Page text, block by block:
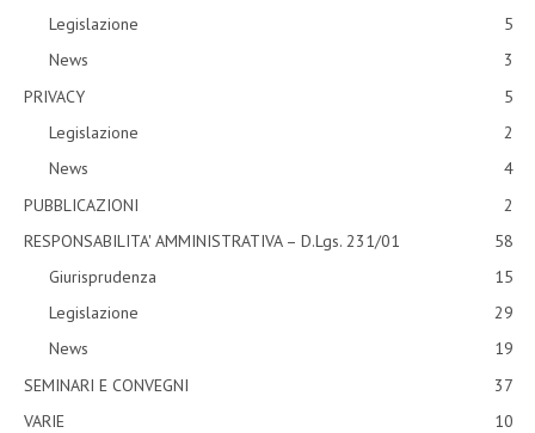
Legislazione
5
News
3
PRIVACY
5
Legislazione
2
News
4
PUBBLICAZIONI
2
RESPONSABILITA' AMMINISTRATIVA – D.Lgs. 231/01
58
Giurisprudenza
15
Legislazione
29
News
19
SEMINARI E CONVEGNI
37
VARIE
10